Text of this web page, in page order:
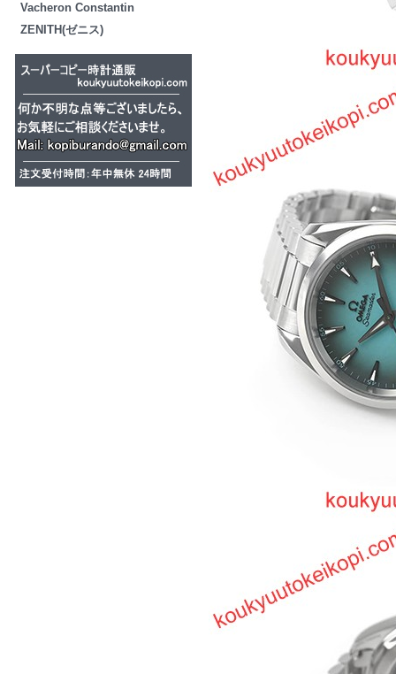
Vacheron Constantin
ZENITH(ゼニス)